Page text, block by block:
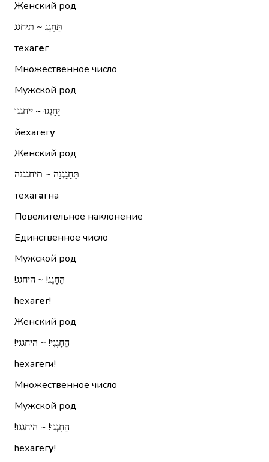
Женский род
תֵּחָגֵג ~ תיחגג
техагег
Множественное число
Мужской род
יֵחָגְגוּ ~ ייחגגו
йехагегу
Женский род
תֵּחָגַגְנָה ~ תיחגגנה
техагагна
Повелительное наклонение
Единственное число
Мужской род
הֵחָגֵג!‏ ~ היחגג!‏
hехагег!
Женский род
הֵחָגְגִי!‏ ~ היחגגי!‏
hехагеги!
Множественное число
Мужской род
הֵחָגְגוּ!‏ ~ היחגגו!‏
hехагегу!